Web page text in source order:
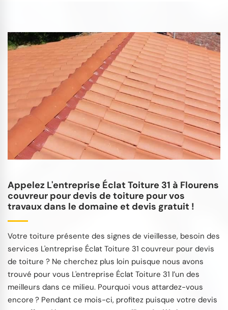
Appelez L'entreprise Éclat Toiture 31 à Flourens
couvreur pour devis de toiture pour vos
travaux dans le domaine et devis gratuit !
Votre toiture présente des signes de vieillesse, besoin des
services L'entreprise Éclat Toiture 31 couvreur pour devis
de toiture ? Ne cherchez plus loin puisque nous avons
trouvé pour vous L'entreprise Éclat Toiture 31 l’un des
meilleurs dans ce milieu. Pourquoi vous attardez-vous
encore ? Pendant ce mois-ci, profitez puisque votre devis